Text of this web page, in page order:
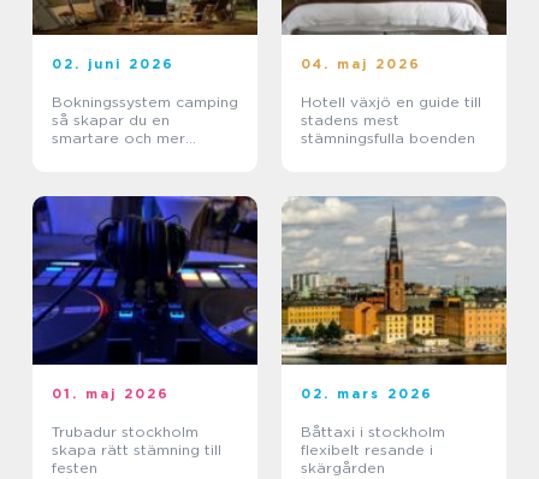
02. juni 2026
Bokningssystem camping
så skapar du en
smartare och mer
04. maj 2026
Hotell växjö en guide till
stadens mest
stämningsfulla boenden
01. maj 2026
Trubadur stockholm
skapa rätt stämning till
festen
02. mars 2026
Båttaxi i stockholm
flexibelt resande i
skärgården